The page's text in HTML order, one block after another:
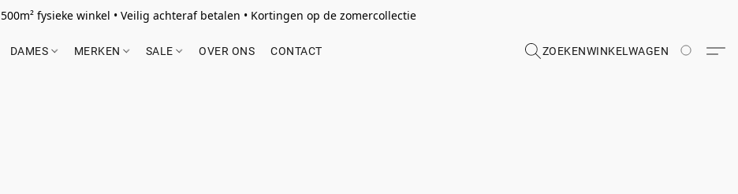
500m² fysieke winkel • Veilig achteraf betalen • Kortingen op de zomercollectie
DAMES MERKEN SALE OVER ONS CONTACT ZOEKENWINKELWAGEN